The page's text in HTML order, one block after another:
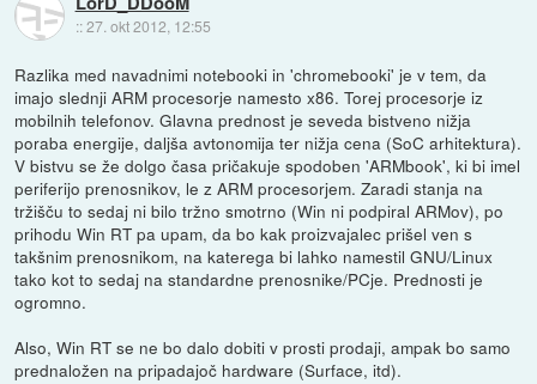
::27. okt 2012, 12:55
Razlika med navadnimi notebooki in 'chromebooki' je v tem, da
imajo slednji ARM procesorje namesto x86. Torej procesorje iz
mobilnih telefonov. Glavna prednost je seveda bistveno nižja
poraba energije, daljša avtonomija ter nižja cena (SoC arhitektura).
V bistvu se že dolgo časa pričakuje spodoben 'ARMbook', ki bi imel
periferijo prenosnikov, le z ARM procesorjem. Zaradi stanja na
tržišču to sedaj ni bilo tržno smotrno (Win ni podpiral ARMov), po
prihodu Win RT pa upam, da bo kak proizvajalec prišel ven s
takšnim prenosnikom, na katerega bi lahko namestil GNU/Linux
tako kot to sedaj na standardne prenosnike/PCje. Prednosti je
ogromno.
Also, Win RT se ne bo dalo dobiti v prosti prodaji, ampak bo samo
prednaložen na pripadajoč hardware (Surface, itd).